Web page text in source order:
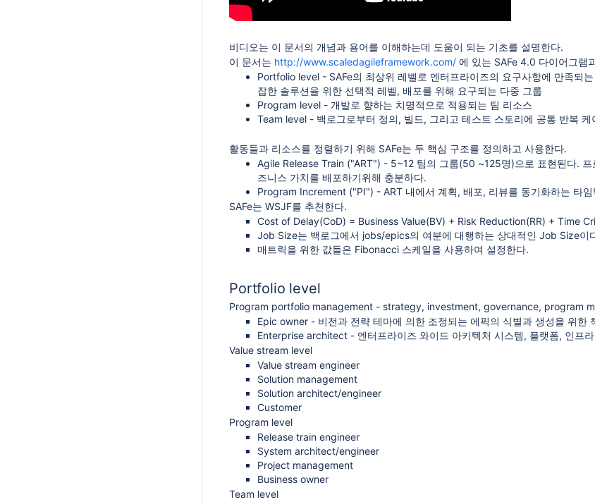
비디오는 이 문서의 개념과 용어를 이해하는데 도움이 되는 기초를 설명한다.
이 문서는 http://www.scaledagileframework.com/ 에 있는 SAFe 4.0 다이어그램
Portfolio level - SAFe의 최상위 레벨로 엔터프라이즈의 요구사항에 만족되
잡한 솔루션을 위한 선택적 레벨, 배포를 위해 요구되는 다중 그룹
Program level - 개발로 향하는 치명적으로 적용되는 팀 리소스
Team level - 백로그로부터 정의, 빌드, 그리고 테스트 스토리에 공통 반복 케
활동들과 리소스를 정렬하기 위해 SAFe는 두 핵심 구조를 정의하고 사용한다.
Agile Release Train ("ART") - 5~12 팀의 그룹(50 ~125명)으로 표현된다.
즈니스 가치를 배포하기위해 충분하다.
Program Increment ("PI") - ART 내에서 계획, 배포, 리뷰를 동기화하는 타임
SAFe는 WSJF를 추천한다.
Cost of Delay(CoD) = Business Value(BV) + Risk Reduction(RR) + Time
Job Size는 백로그에서 jobs/epics의 여분에 대행하는 상대적인 Job Size이
매트릭을 위한 값들은 Fibonacci 스케일을 사용하여 설정한다.
Portfolio level
Program portfolio management - strategy, investment, governance, program
Epic owner - 비전과 전략 테마에 의한 조정되는 에픽의 식별과 생성을 위한
Enterprise architect - 엔터프라이즈 와이드 아키텍처 시스템, 플랫폼, 인프
Value stream level
Value stream engineer
Solution management
Solution architect/engineer
Customer
Program level
Release train engineer
System architect/engineer
Project management
Business owner
Team level